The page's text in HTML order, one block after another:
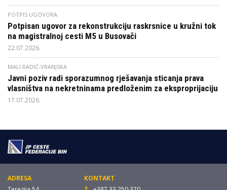
POTPIS UGOVORA
Potpisan ugovor za rekonstrukciju raskrsnice u kružni tok
na magistralnoj cesti M5 u Busovači
22.07.2026.
MALI RADIĆ-VRANJSKA
Javni poziv radi sporazumnog rješavanja sticanja prava
vlasništva na nekretninama predloženim za eksproprijaciju
17.07.2026.
ADRESA
KONTAKT